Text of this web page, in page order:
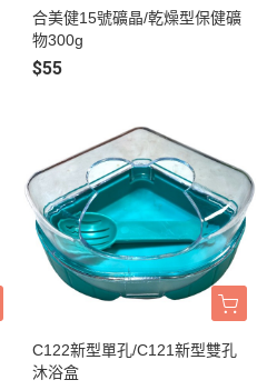
合美健15號礦晶/乾燥型保健礦
物300g
$55
C122新型單孔/C121新型雙孔
沐浴盒